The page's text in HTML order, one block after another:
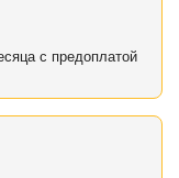
с предоплатой